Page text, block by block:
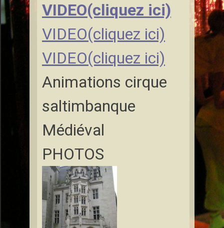
VIDEO(cliquez ici)
VIDEO(cliquez ici)
VIDEO(cliquez ici)
Animations cirque
saltimbanque
Médiéval
PHOTOS